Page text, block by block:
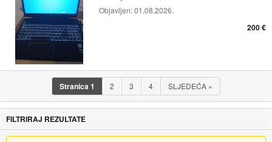
Objavljen:01.08.2026.
200 €
Stranica 1 2 3 4 SLJEDEĆA »
FILTRIRAJ REZULTATE